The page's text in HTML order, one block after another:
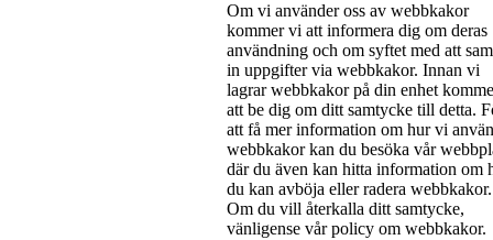
Om vi använder oss av webbkakor
kommer vi att informera dig om deras
användning och om syftet med att
in uppgifter via webbkakor. Innan vi
lagrar webbkakor på din enhet
att be dig om ditt samtycke till detta.
att få mer information om hur vi
webbkakor kan du besöka vår
där du även kan hitta information om
du kan avböja eller radera webbkakor.
Om du vill återkalla ditt samtycke,
vänligense vår policy om webbkakor.